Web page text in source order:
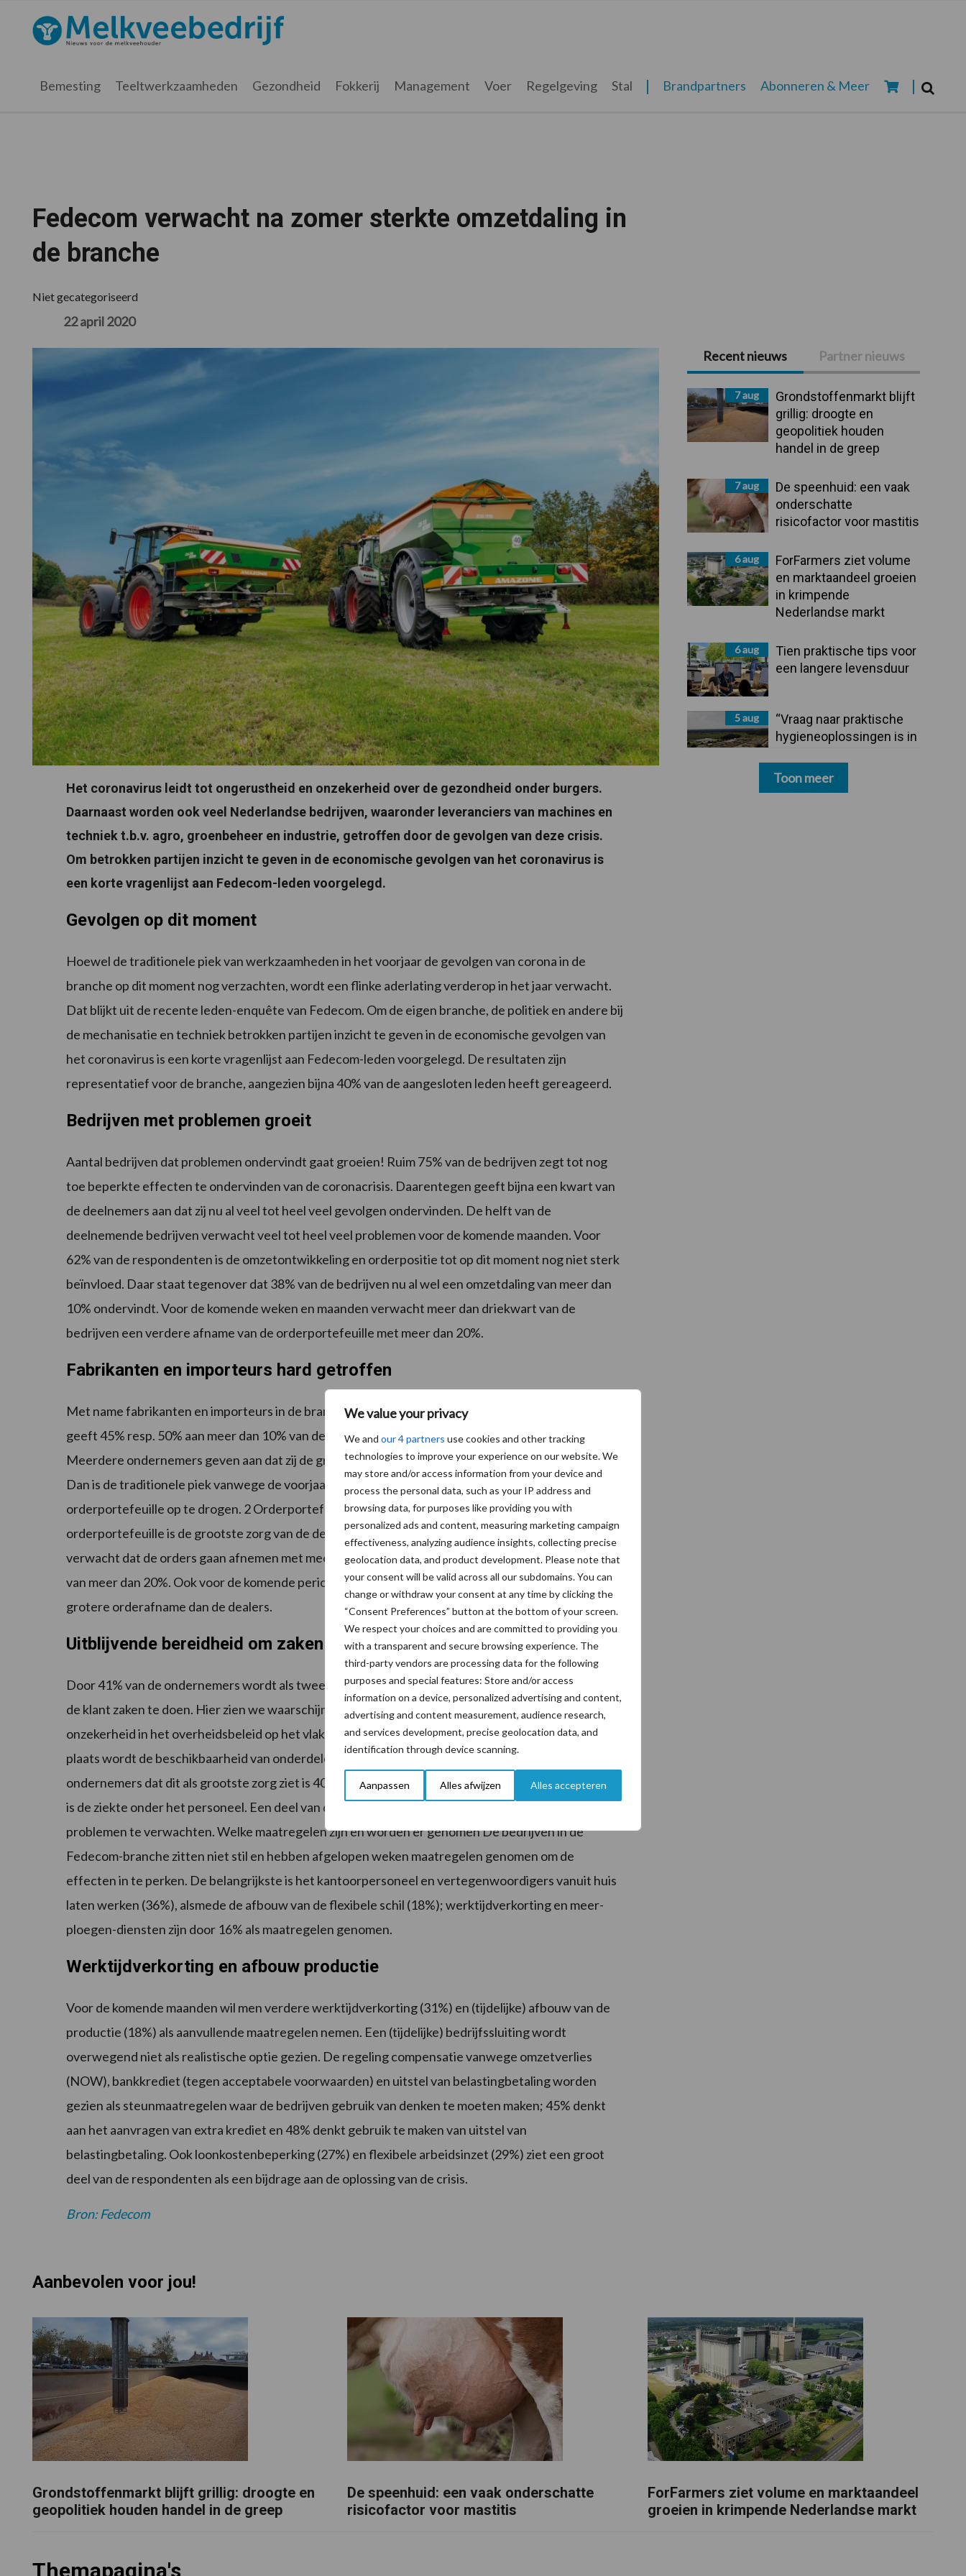
We value your privacy
We and our 4 partners use cookies and other tracking
technologies to improve your experience on our website. We
may store and/or access information from your device and
process the personal data, such as your IP address and
browsing data, for purposes like providing you with
personalized ads and content, measuring marketing campaign
effectiveness, analyzing audience insights, collecting precise
geolocation data, and product development. Please note that
your consent will be valid across all our subdomains. You can
change or withdraw your consent at any time by clicking the
“Consent Preferences” button at the bottom of your screen.
We respect your choices and are committed to providing you
with a transparent and secure browsing experience. The
third-party vendors are processing data for the following
purposes and special features: Store and/or access
information on a device, personalized advertising and content,
advertising and content measurement, audience research,
and services development, precise geolocation data, and
identification through device scanning.
Aanpassen Alles afwijzen Alles accepteren
hoofdnavigatie
hoofd
eerste
voettekst
Melkveebedrijf.nl
Bemesting Teeltwerkzaamheden Gezondheid Fokkerij Management Voer Regelgeving Stal Brandpartners Abonneren & Meer
Fedecom verwacht na zomer sterkte omzetdaling in
de branche
Niet gecategoriseerd
22 april 2020
Het coronavirus leidt tot ongerustheid en onzekerheid over de gezondheid onder burgers.
Daarnaast worden ook veel Nederlandse bedrijven, waaronder leveranciers van machines en
techniek t.b.v. agro, groenbeheer en industrie, getroffen door de gevolgen van deze crisis.
Om betrokken partijen inzicht te geven in de economische gevolgen van het coronavirus is
een korte vragenlijst aan Fedecom-leden voorgelegd.
Gevolgen op dit moment
Hoewel de traditionele piek van werkzaamheden in het voorjaar de gevolgen van corona in de
branche op dit moment nog verzachten, wordt een flinke aderlating verderop in het jaar verwacht.
Dat blijkt uit de recente leden-enquête van Fedecom. Om de eigen branche, de politiek en andere bij
de mechanisatie en techniek betrokken partijen inzicht te geven in de economische gevolgen van
het coronavirus is een korte vragenlijst aan Fedecom-leden voorgelegd. De resultaten zijn
representatief voor de branche, aangezien bijna 40% van de aangesloten leden heeft gereageerd.
Bedrijven met problemen groeit
Aantal bedrijven dat problemen ondervindt gaat groeien! Ruim 75% van de bedrijven zegt tot nog
toe beperkte effecten te ondervinden van de coronacrisis. Daarentegen geeft bijna een kwart van
de deelnemers aan dat zij nu al veel tot heel veel gevolgen ondervinden. De helft van de
deelnemende bedrijven verwacht veel tot heel veel problemen voor de komende maanden. Voor
62% van de respondenten is de omzetontwikkeling en orderpositie tot op dit moment nog niet sterk
beïnvloed. Daar staat tegenover dat 38% van de bedrijven nu al wel een omzetdaling van meer dan
10% ondervindt. Voor de komende weken en maanden verwacht meer dan driekwart van de
bedrijven een verdere afname van de orderportefeuille met meer dan 20%.
Fabrikanten en importeurs hard getroffen
Met name fabrikanten en importeurs in de branche worden nu al hard geraakt in de omzet; van hen
geeft 45% resp. 50% aan meer dan 10% van de omzet in de afgelopen weken te zijn kwijtgeraakt.
Meerdere ondernemers geven aan dat zij de grootste problemen verwachten in en na de zomer.
Dan is de traditionele piek vanwege de voorjaarswerkzaamheden afgerond en dreigt de
orderportefeuille op te drogen. 2 Orderportefeuille duikelt naar beneden! De afnemende
orderportefeuille is de grootste zorg van de deelnemende bedrijven; 78% van de bedrijven
verwacht dat de orders gaan afnemen met meer dan 10%. Daarbij verwacht 46% een orderafname
van meer dan 20%. Ook voor de komende periode verwachten importeurs en fabrikanten een
grotere orderafname dan de dealers.
Uitblijvende bereidheid om zaken te doen
Door 41% van de ondernemers wordt als tweede grote zorg gezien de uitblijvende bereidheid van
de klant zaken te doen. Hier zien we waarschijnlijk mede een effect terug van stapeling van
onzekerheid in het overheidsbeleid op het vlak van stikstof, PFAS en klimaatregels. Op de derde
plaats wordt de beschikbaarheid van onderdelen, componenten en machines genoemd. Het aandeel
ondernemers dat dit als grootste zorg ziet is 40%. Een ander probleem dat van belang wordt geacht
is de ziekte onder het personeel. Een deel van de respondenten (circa 20%) geeft aan geen
problemen te verwachten. Welke maatregelen zijn en worden er genomen De bedrijven in de
Fedecom-branche zitten niet stil en hebben afgelopen weken maatregelen genomen om de
effecten in te perken. De belangrijkste is het kantoorpersoneel en vertegenwoordigers vanuit huis
laten werken (36%), alsmede de afbouw van de flexibele schil (18%); werktijdverkorting en meer-
ploegen-diensten zijn door 16% als maatregelen genomen.
Werktijdverkorting en afbouw productie
Voor de komende maanden wil men verdere werktijdverkorting (31%) en (tijdelijke) afbouw van de
productie (18%) als aanvullende maatregelen nemen. Een (tijdelijke) bedrijfssluiting wordt
overwegend niet als realistische optie gezien. De regeling compensatie vanwege omzetverlies
(NOW), bankkrediet (tegen acceptabele voorwaarden) en uitstel van belastingbetaling worden
gezien als steunmaatregelen waar de bedrijven gebruik van denken te moeten maken; 45% denkt
aan het aanvragen van extra krediet en 48% denkt gebruik te maken van uitstel van
belastingbetaling. Ook loonkostenbeperking (27%) en flexibele arbeidsinzet (29%) ziet een groot
deel van de respondenten als een bijdrage aan de oplossing van de crisis.
Bron: Fedecom
Primaire
Sidebar
Recent nieuws Partner nieuws
7 aug
Grondstoffenmarkt blijft
grillig: droogte en
geopolitiek houden
handel in de greep
7 aug
De speenhuid: een vaak
onderschatte
risicofactor voor mastitis
6 aug
ForFarmers ziet volume
en marktaandeel groeien
in krimpende
Nederlandse markt
6 aug
Tien praktische tips voor
een langere levensduur
5 aug
“Vraag naar praktische
hygieneoplossingen is in
Toon meer
Aanbevolen voor jou!
Grondstoffenmarkt blijft grillig: droogte en
geopolitiek houden handel in de greep
De speenhuid: een vaak onderschatte
risicofactor voor mastitis
ForFarmers ziet volume en marktaandeel
groeien in krimpende Nederlandse markt
Themapagina's